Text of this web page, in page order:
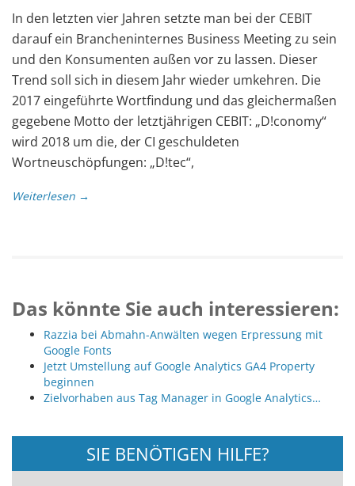
In den letzten vier Jahren setzte man bei der CEBIT
darauf ein Brancheninternes Business Meeting zu sein
und den Konsumenten außen vor zu lassen. Dieser
Trend soll sich in diesem Jahr wieder umkehren. Die
2017 eingeführte Wortfindung und das gleichermaßen
gegebene Motto der letztjährigen CEBIT: „D!conomy“
wird 2018 um die, der CI geschuldeten
Wortneuschöpfungen: „D!tec“,
Weiterlesen →
Das könnte Sie auch interessieren:
Razzia bei Abmahn-Anwälten wegen Erpressung mit
Google Fonts
Jetzt Umstellung auf Google Analytics GA4 Property
beginnen
Zielvorhaben aus Tag Manager in Google Analytics…
SIE BENÖTIGEN HILFE?